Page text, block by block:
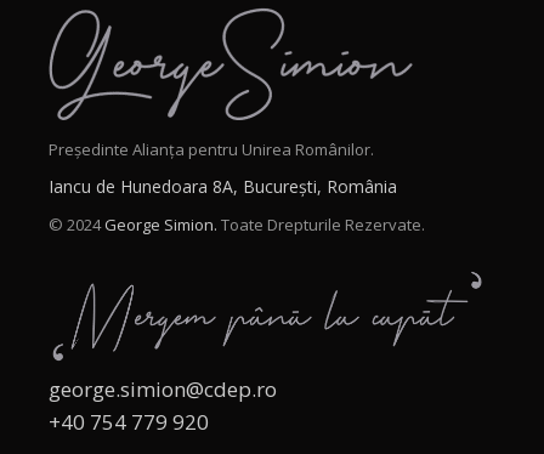
Președinte Alianța pentru Unirea Românilor.
Iancu de Hunedoara 8A, București, România
© 2024George Simion. Toate Drepturile Rezervate.
george.simion@cdep.ro
+40 754 779 920